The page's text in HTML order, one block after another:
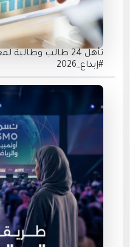
تأهل 24 طالب
#إبداع_2026